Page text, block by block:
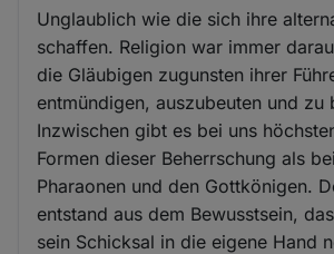
Unglaublich wie die sich ihre
schaffen. Religion war immer
die Gläubigen zugunsten ihrer
entmündigen, auszubeuten und zu
Inzwischen gibt es bei uns
Formen dieser Beherrschung als
Pharaonen und den Gottkönigen.
entstand aus dem Bewusstsein,
sein Schicksal in die eigene Hand